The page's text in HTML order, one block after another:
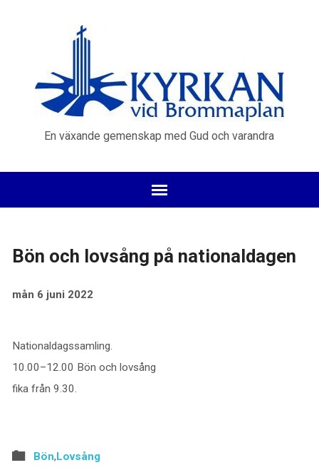
En växande gemenskap med Gud och varandra
Bön och lovsång på nationaldagen
mån 6 juni 2022
Nationaldagssamling.
10.00–12.00 Bön och lovsång
fika från 9.30.
Bön,Lovsång